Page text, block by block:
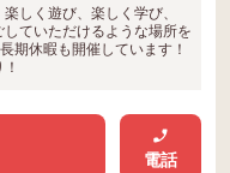
しく遊び、楽しく学び、
ていただけるような場所を
休暇も開催しています！
電話